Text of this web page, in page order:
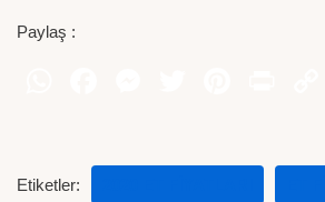
Paylaş :
Etiketler: